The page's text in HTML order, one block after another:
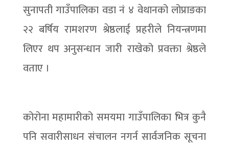
सुनापती गाउँपालिका वडा नं ४ वेथानको लोप्राङका
२२ बर्षिय रामशरण श्रेष्ठलाई प्रहरीले नियन्त्रणमा
लिएर थप अनुसन्धान जारी राखेको प्रवक्ता श्रेष्ठले
वताए ।
कोरोना महामारीको समयमा गाउँपालिका भित्र कुनै
पनि सवारीसाधन संचालन नगर्न सार्वजनिक सूचना